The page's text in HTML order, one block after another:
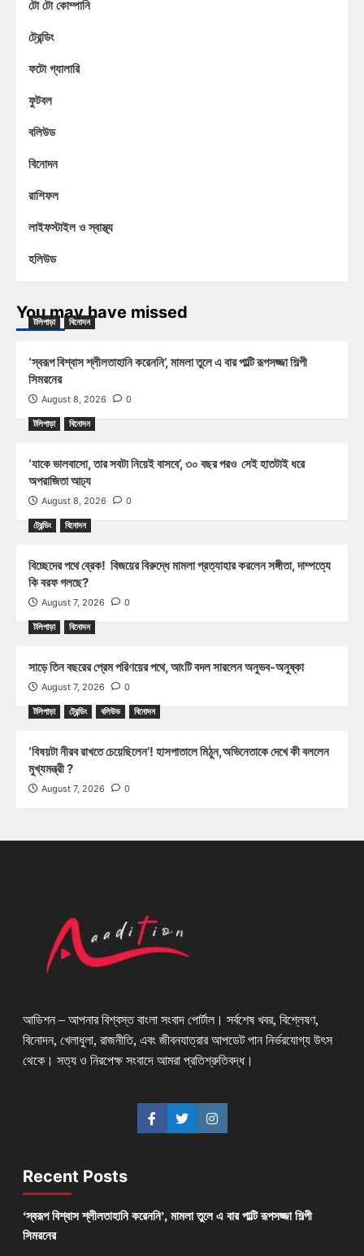
টো টো কোম্পানি
ট্রেন্ডিং
ফটো গ্যালারি
ফুটবল
বলিউড
বিনোদন
রাশিফল
লাইফস্টাইল ও স্বাস্থ্য
হলিউড
You may have missed
টলিপাড়া বিনোদন
‘স্বরূপ বিশ্বাস শ্লীলতাহানি করেননি’, মামলা তুলে এ বার পাল্টি রূপসজ্জা শিল্পী
সিমরনের
August 8, 2026 0
টলিপাড়া বিনোদন
‘যাকে ভালবাসো, তার সবটা নিয়েই বাসবে’, ৩০ বছর পরও সেই হাতটাই ধরে
অপরাজিতা আঢ্য
August 8, 2026 0
ট্রেন্ডিং বিনোদন
বিচ্ছেদের পথে ব্রেক! বিজয়ের বিরুদ্ধে মামলা প্রত্যাহার করলেন সঙ্গীতা, দাম্পত্যে
কি বরফ গলছে?
August 7, 2026 0
টলিপাড়া বিনোদন
সাড়ে তিন বছরের প্রেম পরিণয়ের পথে, আংটি বদল সারলেন অনুভব-অনুষ্কা
August 7, 2026 0
টলিপাড়া ট্রেন্ডিং বলিউড বিনোদন
‘বিষয়টা নীরব রাখতে চেয়েছিলেন’! হাসপাতালে মিঠুন,অভিনেতাকে দেখে কী বললেন
মুখ্যমন্ত্রী ?
August 7, 2026 0
আডিশন – আপনার বিশ্বস্ত বাংলা সংবাদ পোর্টাল। সর্বশেষ খবর, বিশ্লেষণ,
বিনোদন, খেলাধুলা, রাজনীতি, এবং জীবনযাত্রার আপডেট পান নির্ভরযোগ্য উৎস
থেকে। সত্য ও নিরপেক্ষ সংবাদে আমরা প্রতিশ্রুতিবদ্ধ।
Recent Posts
‘স্বরূপ বিশ্বাস শ্লীলতাহানি করেননি’, মামলা তুলে এ বার পাল্টি রূপসজ্জা শিল্পী
সিমরনের